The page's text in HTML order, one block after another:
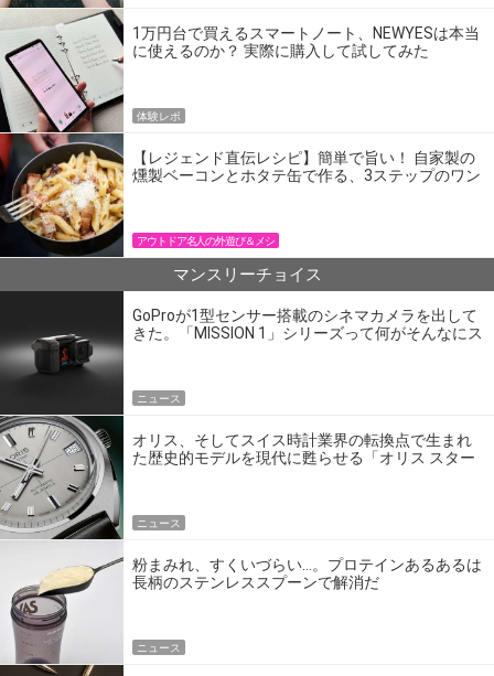
1万円台で買えるスマートノート、NEWYESは本当
に使えるのか？ 実際に購入して試してみた
体験レポ
【レジェンド直伝レシピ】簡単で旨い！ 自家製の
燻製ベーコンとホタテ缶で作る、3ステップのワン
アウトドア名人の外遊び＆メシ
マンスリーチョイス
GoProが1型センサー搭載のシネマカメラを出して
きた。「MISSION 1」シリーズって何がそんなにス
ニュース
オリス、そしてスイス時計業界の転換点で生まれ
た歴史的モデルを現代に甦らせる「オリス スター
ニュース
粉まみれ、すくいづらい…。プロテインあるあるは
長柄のステンレススプーンで解消だ
ニュース